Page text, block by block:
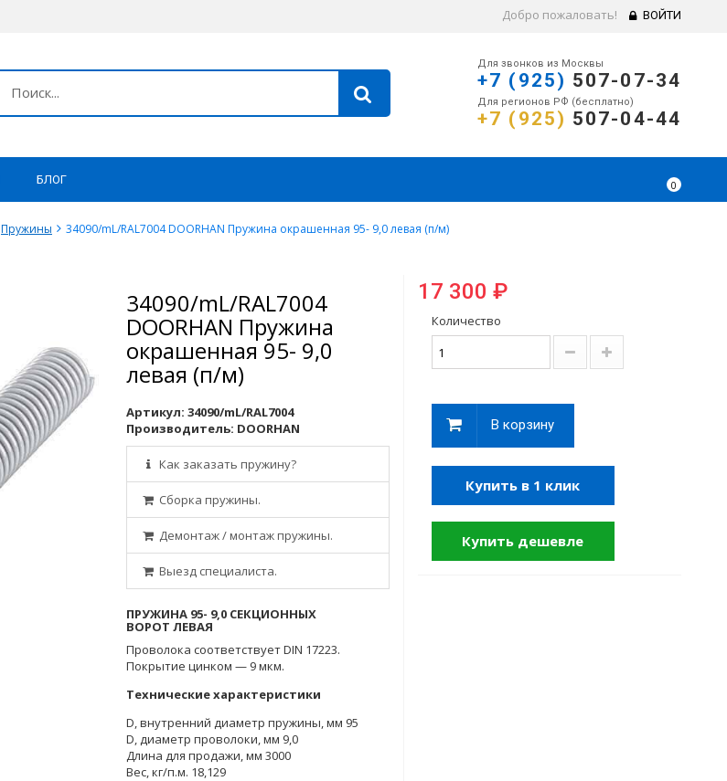
Добро пожаловать! ВОЙТИ
Для звонков из Москвы
+7 (925) 507-07-34
Для регионов РФ (бесплатно)
+7 (925) 507-04-44
0
БЛОГ
Пружины 34090/mL/RAL7004 DOORHAN Пружина окрашенная 95- 9,0 левая (п/м)
34090/mL/RAL7004
DOORHAN Пружина
окрашенная 95- 9,0
левая (п/м)
Артикул: 34090/mL/RAL7004
Производитель: DOORHAN
Как заказать пружину?
Сборка пружины.
Демонтаж / монтаж пружины.
Выезд специалиста.
ПРУЖИНА 95- 9,0 СЕКЦИОННЫХ
ВОРОТ ЛЕВАЯ
Проволока соответствует DIN 17223.
Покрытие цинком — 9 мкм.
Технические характеристики
D, внутренний диаметр пружины, мм 95
D, диаметр проволоки, мм 9,0
Длина для продажи, мм 3000
Вес, кг/п.м. 18,129
17 300 ₽
Количество
В корзину
Купить в 1 клик
Купить дешевле